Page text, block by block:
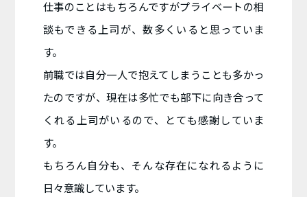
仕事のことはもちろんですがプライベートの相
談もできる上司が、数多くいると思っていま
す。
前職では自分一人で抱えてしまうことも多かっ
たのですが、現在は多忙でも部下に向き合って
くれる上司がいるので、とても感謝していま
す。
もちろん自分も、そんな存在になれるように
日々意識しています。